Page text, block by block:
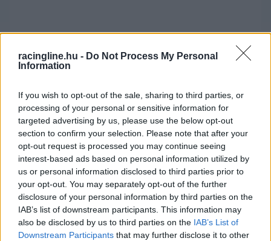
racingline.hu - Do Not Process My Personal
Information
If you wish to opt-out of the sale, sharing to third parties, or
processing of your personal or sensitive information for
targeted advertising by us, please use the below opt-out
section to confirm your selection. Please note that after your
opt-out request is processed you may continue seeing
interest-based ads based on personal information utilized by
us or personal information disclosed to third parties prior to
your opt-out. You may separately opt-out of the further
disclosure of your personal information by third parties on the
IAB’s list of downstream participants. This information may
also be disclosed by us to third parties on the IAB’s List of
Downstream Participants that may further disclose it to other
„Szeretnék gratulálni minden versenyzőnknek.
szezonnyitón –nyilatkozta Massimo Rivola
vasárnap. – Marcónak, mert hihetetlenül gyors
volt és elhúzott a többiektől. Jorgénak, mert az,
hogy gyakorlatilag az elmúlt heteket a
versenymotorján töltötte, és egy kihagyott
szezon után ilyen formában tért vissza,
rendkívüli dolog. Aztán ott van Raúl, aki a
vállával kapcsolatos komoly problémák ellenére